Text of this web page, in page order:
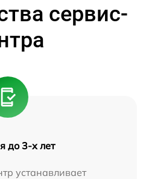
сервис-
до 3-х лет
устанавливает